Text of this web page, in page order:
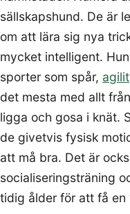
sällskapshund. De är
om att lära sig nya
mycket intelligent.
sporter som spår,
det mesta med allt
ligga och gosa i knät.
de givetvis fysisk
att må bra. Det är
socialiseringsträning
tidig ålder för att få en